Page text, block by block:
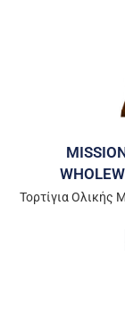
Τορτίγια Ολικής